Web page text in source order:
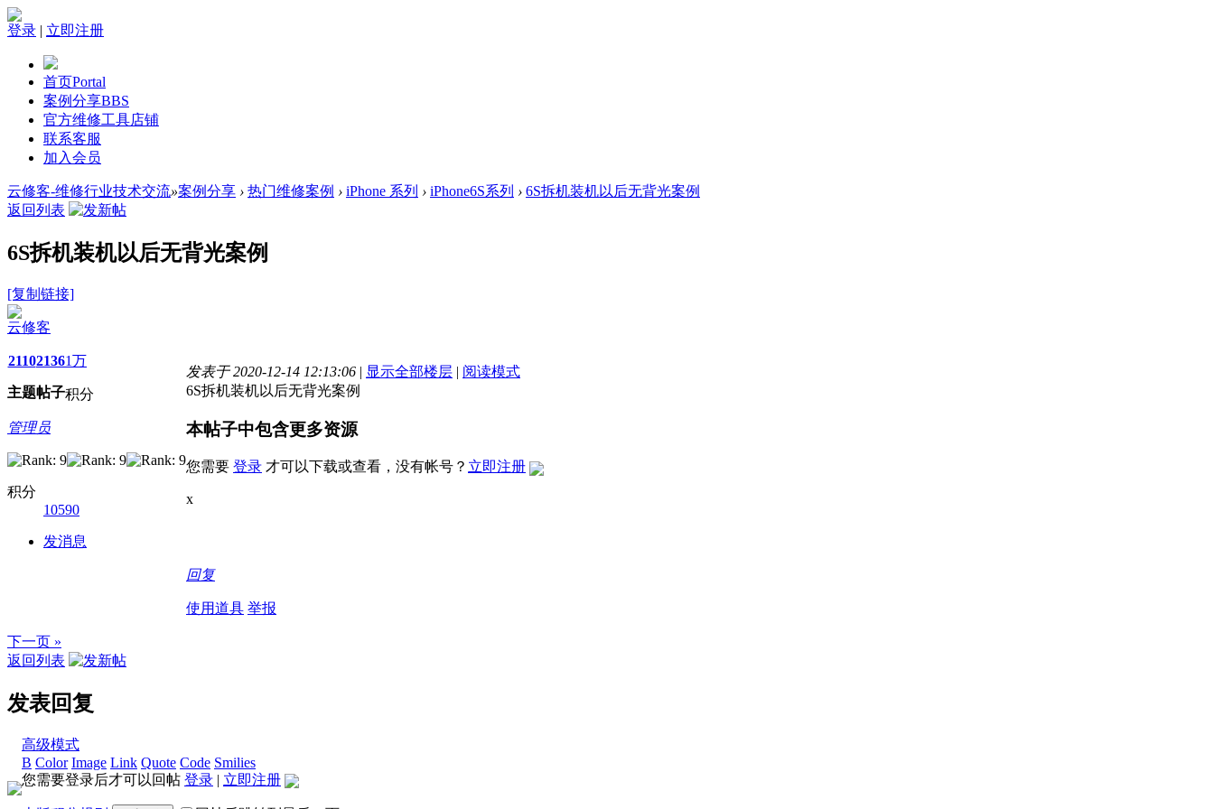
登录 | 立即注册
首页Portal
案例分享BBS
官方维修工具店铺
联系客服
加入会员
云修客-维修行业技术交流»案例分享 › 热门维修案例 › iPhone 系列 › iPhone6S系列 › 6S拆机装机以后无背光案例
返回列表
6S拆机装机以后无背光案例
[复制链接]
云修客
2110
主题
2136
帖子
1万
积分
管理员
积分
10590
发消息
发表于 2020-12-14 12:13:06 | 显示全部楼层 | 阅读模式
6S拆机装机以后无背光案例
本帖子中包含更多资源
您需要 登录 才可以下载或查看，没有帐号？ 立即注册
x
回复
使用道具 举报
下一页 »
返回列表
发表回复
高级模式
B Color Image Link Quote Code Smilies
您需要登录后才可以回帖 登录 | 立即注册